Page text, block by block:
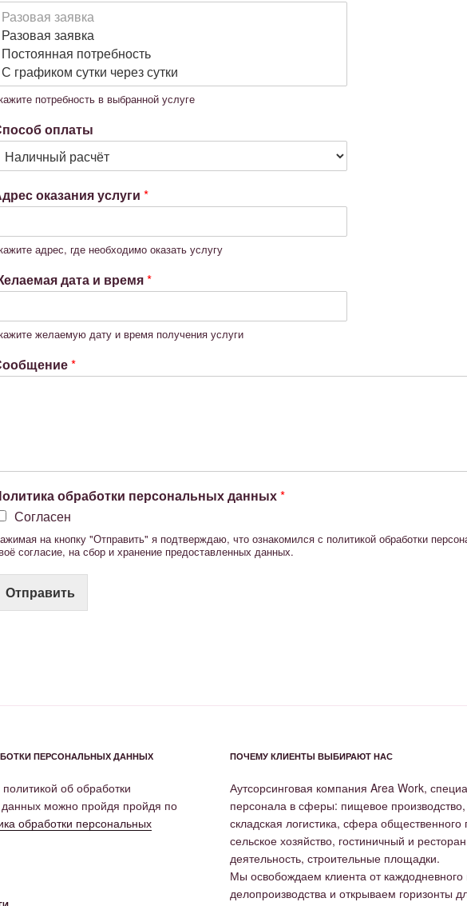
потребность в выбранной услуге
оплаты
оказания услуги *
адрес, где необходимо оказать услугу
дата и время*
желаемую дату и время получения услуги
*
обработки персональных данных*
Согласен
на кнопку "Отправить" я подтверждаю, что ознакомился с политикой обработки
согласие, на сбор и хранение предоставленных данных.
Отправить
ПЕРСОНАЛЬНЫХ ДАННЫХ
об обработки
можно пройдя пройдя по
обработки персональных
ПОЧЕМУ КЛИЕНТЫ ВЫБИРАЮТ НАС
Аутсорсинговая компания Area Work,
персонала в сферы: пищевое
складская логистика, сфера
сельское хозяйство, гостиничный и
деятельность, строительные площадки.
Мы освобождаем клиента от каждодневного
делопроизводства и открываем горизонты